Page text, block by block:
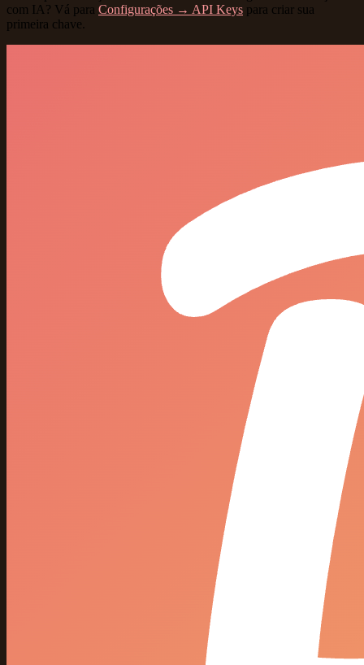
com IA? Vá para Configurações → API Keys para criar sua
primeira chave.